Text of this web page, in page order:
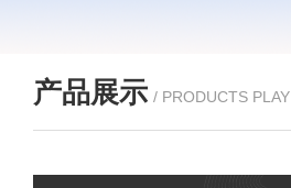
产品展示 / PRODUCTS PLAY